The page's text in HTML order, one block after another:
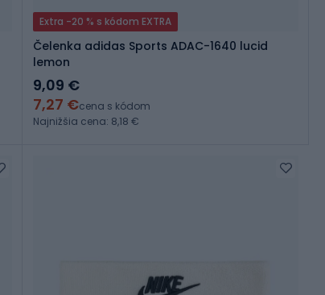
Extra -20 % s kódom EXTRA
Čelenka adidas Sports ADAC-1640 lucid
lemon
9,09 €
7,27 €cena s kódom
Najnižšia cena: 8,18 €